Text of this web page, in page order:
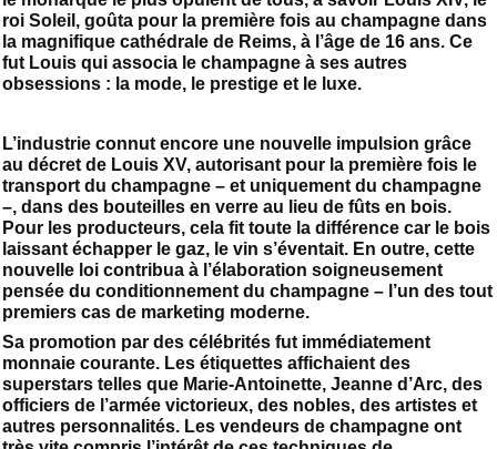
roi Soleil, goûta pour la première fois au champagne dans
la magnifique cathédrale de Reims, à l’âge de 16 ans. Ce
fut Louis qui associa le champagne à ses autres
obsessions : la mode, le prestige et le luxe.
L’industrie connut encore une nouvelle impulsion grâce
au décret de Louis XV, autorisant pour la première fois le
transport du champagne – et uniquement du champagne
–, dans des bouteilles en verre au lieu de fûts en bois.
Pour les producteurs, cela fit toute la différence car le bois
laissant échapper le gaz, le vin s’éventait. En outre, cette
nouvelle loi contribua à l’élaboration soigneusement
pensée du conditionnement du champagne – l’un des tout
premiers cas de marketing moderne.
Sa promotion par des célébrités fut immédiatement
monnaie courante. Les étiquettes affichaient des
superstars telles que Marie-Antoinette, Jeanne d’Arc, des
officiers de l’armée victorieux, des nobles, des artistes et
autres personnalités. Les vendeurs de champagne ont